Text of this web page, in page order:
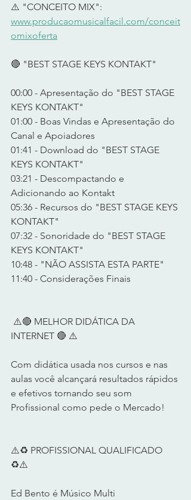
⚠️ "CONCEITO MIX":
www.producaomusicalfacil.com/conceit
omixoferta
🔴 "BEST STAGE KEYS KONTAKT"
00:00 - Apresentação do "BEST STAGE
KEYS KONTAKT"
01:00 - Boas Vindas e Apresentação do
Canal e Apoiadores
01:41 - Download do "BEST STAGE
KEYS KONTAKT"
03:21 - Descompactando e
Adicionando ao Kontakt
05:36 - Recursos do "BEST STAGE KEYS
KONTAKT"
07:32 - Sonoridade do "BEST STAGE
KEYS KONTAKT"
10:48 - "NÃO ASSISTA ESTA PARTE"
11:40 - Considerações Finais
INTERNET 🔴 ⚠️
Com didática usada nos cursos e nas
aulas você alcançará resultados rápidos
e efetivos tornando seu som
Profissional como pede o Mercado!
⚠️♻️ PROFISSIONAL QUALIFICADO
♻️⚠️
Ed Bento é Músico Multi